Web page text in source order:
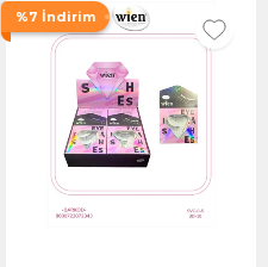
%7 İndirim